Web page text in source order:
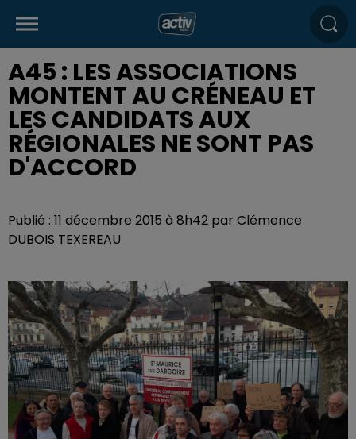
A45 : LES ASSOCIATIONS
MONTENT AU CRÉNEAU ET
LES CANDIDATS AUX
RÉGIONALES NE SONT PAS
D'ACCORD
Publié : 11 décembre 2015 à 8h42 par Clémence
DUBOIS TEXEREAU